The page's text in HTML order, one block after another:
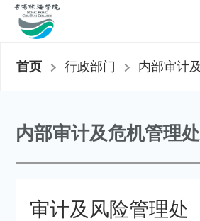
首页 行政部门 内部审计
内部审计及危机管理处
审计及风险管理处